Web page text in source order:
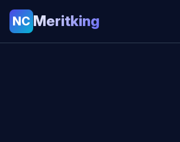
NC Meritking